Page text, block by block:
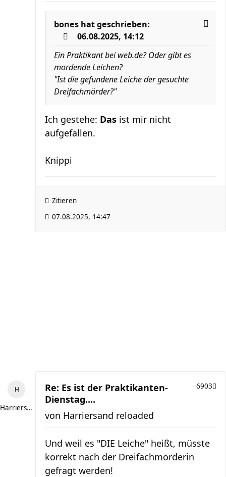
bones hat geschrieben:
06.08.2025, 14:12
Ein Praktikant bei web.de? Oder gibt es
mordende Leichen?
"Ist die gefundene Leiche der gesuchte
Dreifachmörder?"
Ich gestehe: Das ist mir nicht
aufgefallen.
Knippi
Zitieren
07.08.2025, 14:47
Harriersand reloaded
Re: Es ist der Praktikanten-
Dienstag....
6903
von Harriersand reloaded
Und weil es "DIE Leiche" heißt, müsste
korrekt nach der Dreifachmörderin
gefragt werden!